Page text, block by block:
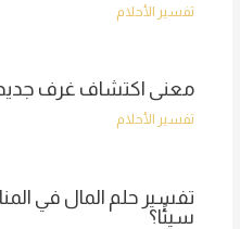
تفسير الأحلام
معنى اكتشاف غرف
تفسير الأحلام
تفسير حلم المال في
سيئًا؟